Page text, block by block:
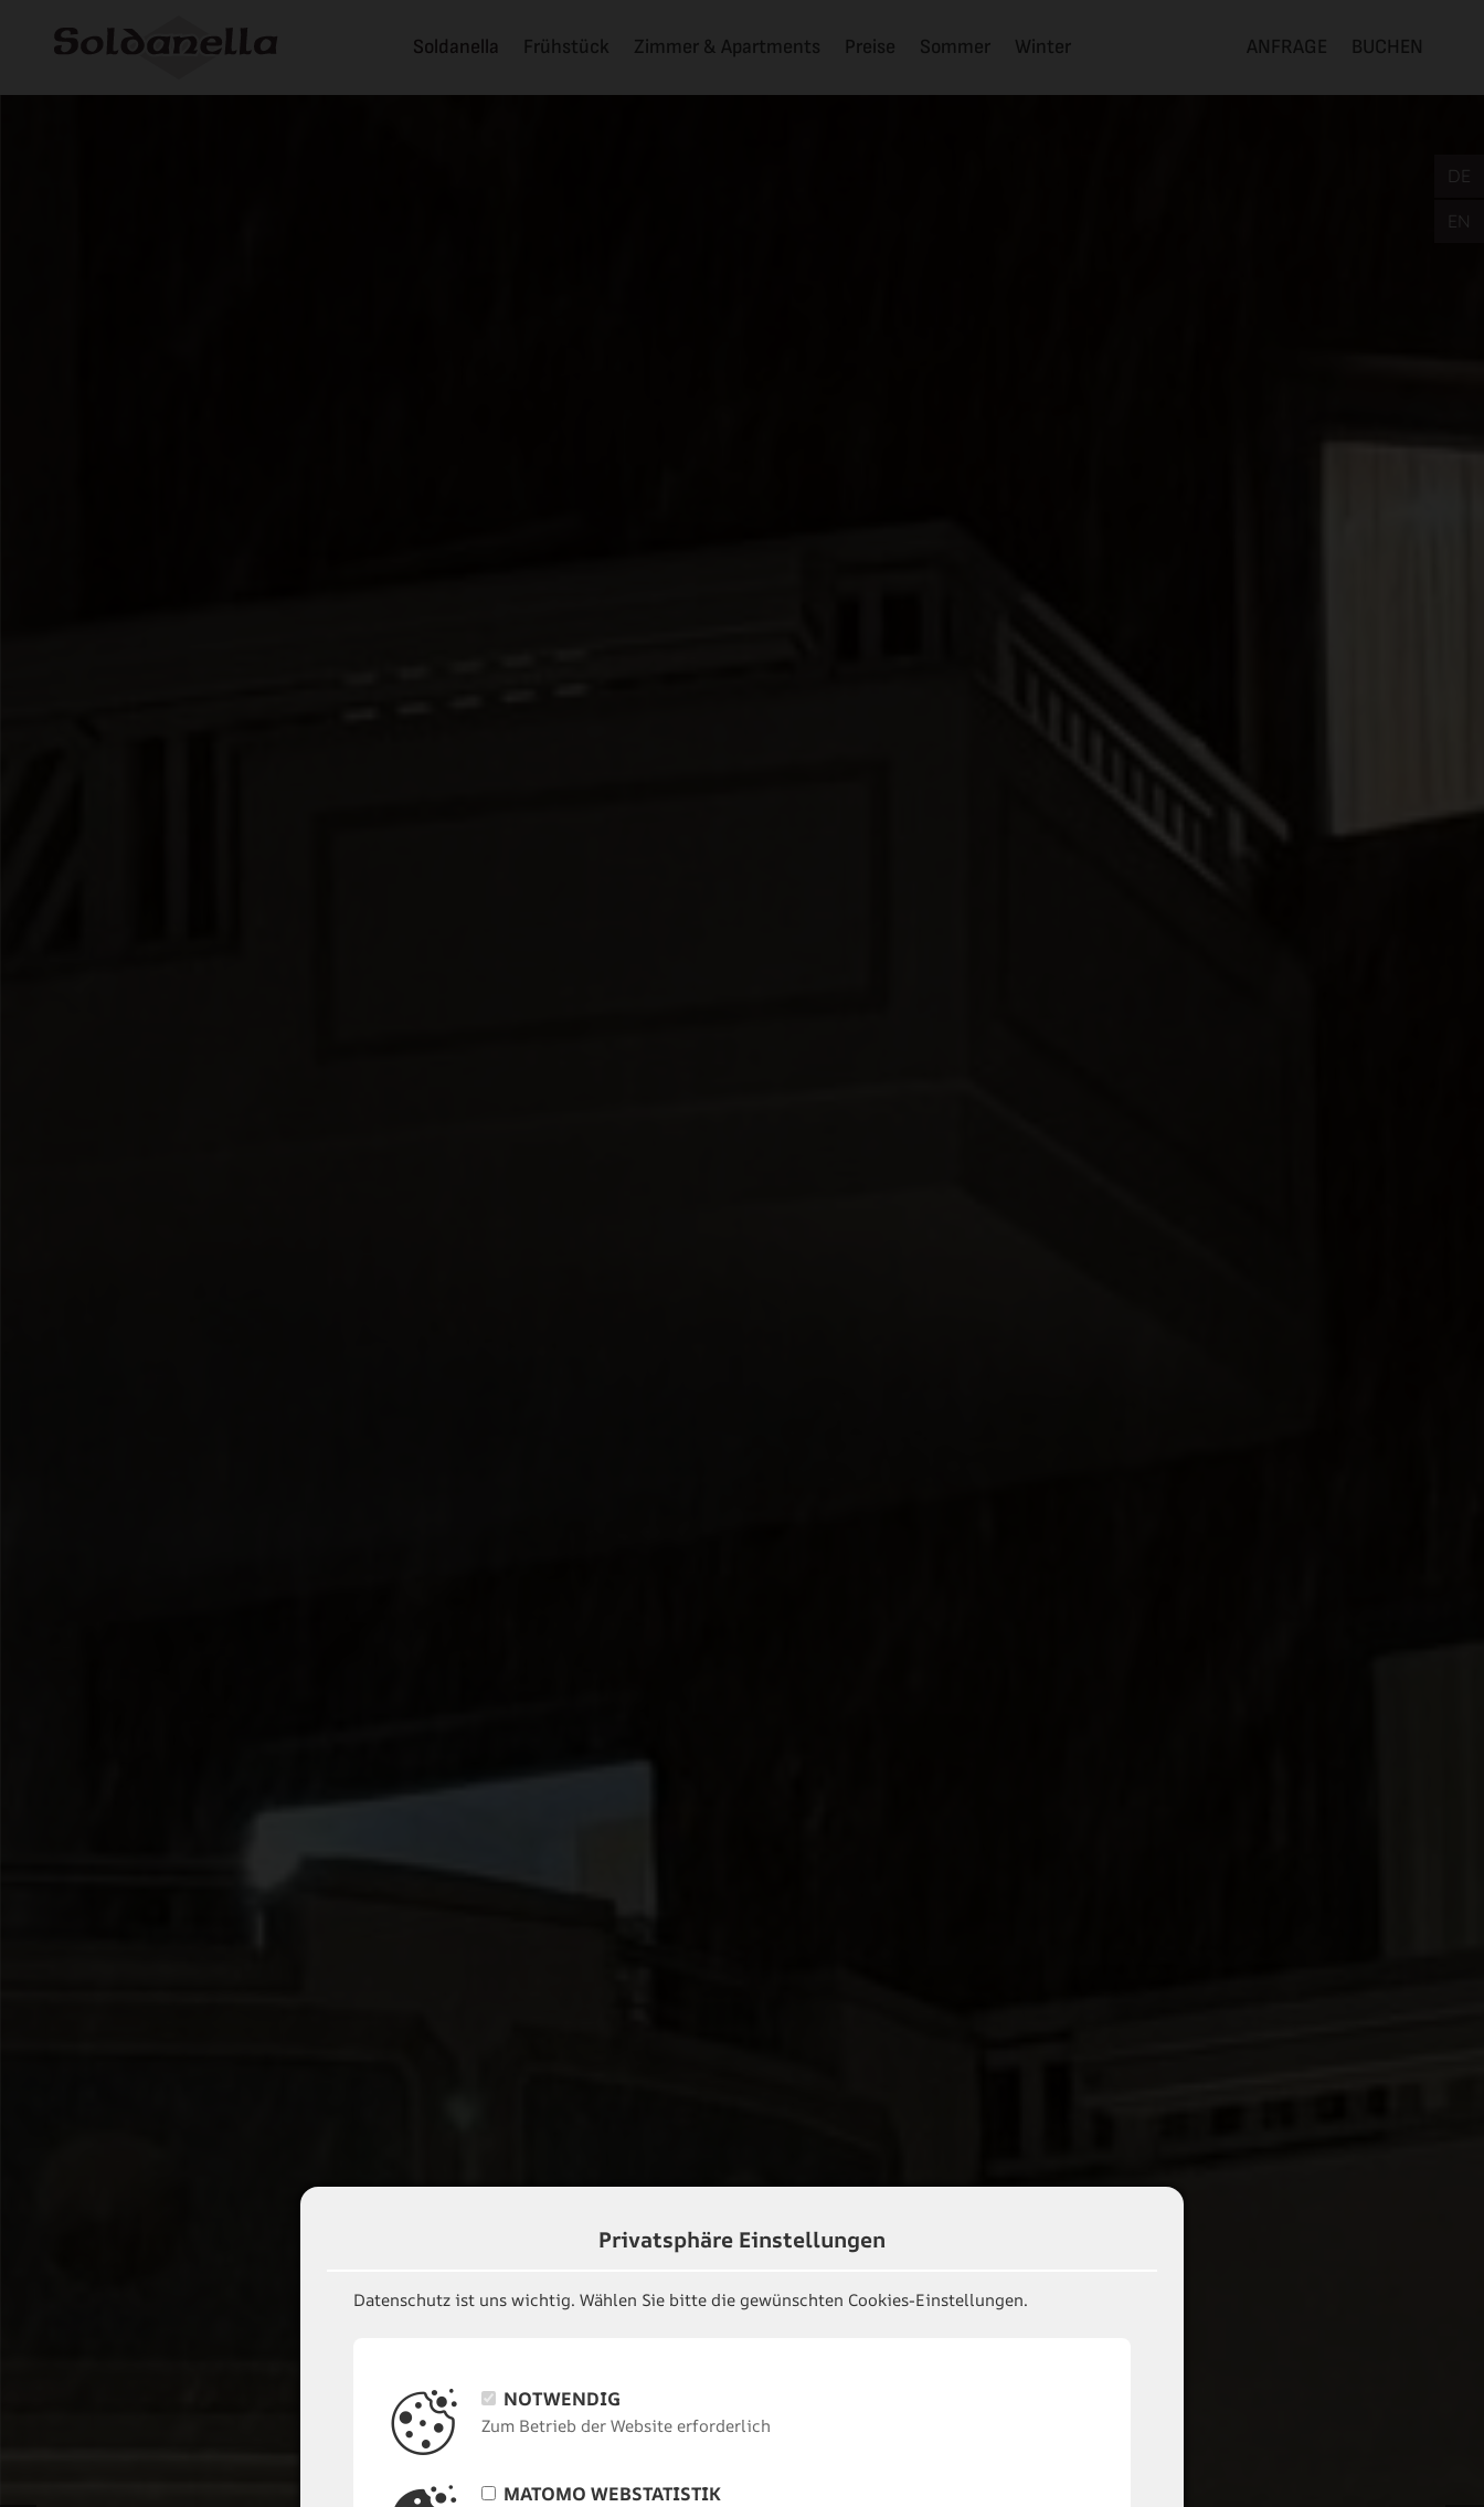
DE
EN
Soldanella Frühstück Zimmer & Apartments Preise Sommer Winter ANFRAGE BUCHEN
Privatsphäre Einstellungen
Datenschutz ist uns wichtig. Wählen Sie bitte die gewünschten Cookies-Einstellungen.
NOTWENDIG
Zum Betrieb der Website erforderlich
MATOMO WEBSTATISTIK